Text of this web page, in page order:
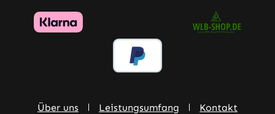
Über uns Leistungsumfang Kontakt